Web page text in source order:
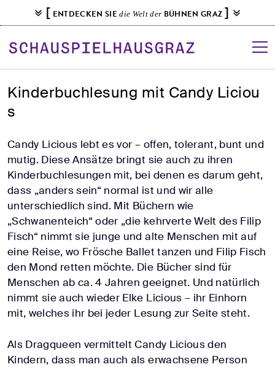
k
p
t
c
t
e
n
t
[ ENTDECKEN SIEdie Welt der BÜHNEN GRAZ ]
Kinderbuchlesung mit Candy Liciou
s
Candy Licious lebt es vor – offen, tolerant, bunt und
mutig. Diese Ansätze bringt sie auch zu ihren
Kinderbuchlesungen mit, bei denen es darum geht,
dass „anders sein“ normal ist und wir alle
unterschiedlich sind. Mit Büchern wie
„Schwanenteich“ oder „die kehrverte Welt des Filip
Fisch“ nimmt sie junge und alte Menschen mit auf
eine Reise, wo Frösche Ballet tanzen und Filip Fisch
den Mond retten möchte. Die Bücher sind für
Menschen ab ca. 4 Jahren geeignet. Und natürlich
nimmt sie auch wieder Elke Licious – ihr Einhorn
mit, welches ihr bei jeder Lesung zur Seite steht.
Als Dragqueen vermittelt Candy Licious den
Kindern, dass man auch als erwachsene Person